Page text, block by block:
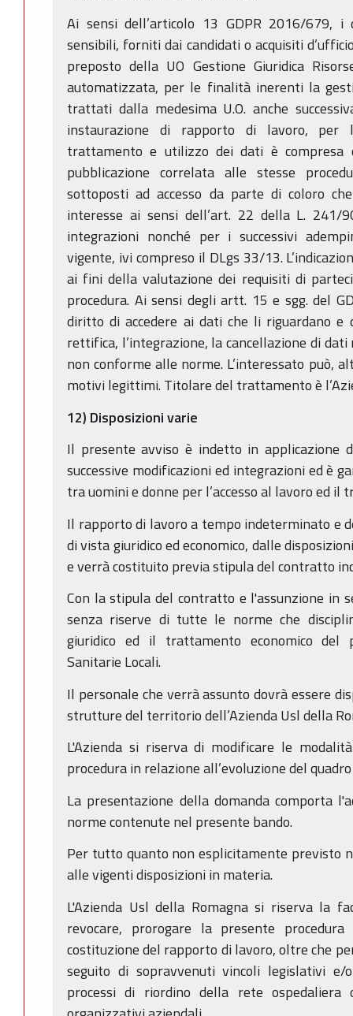
Ai sensi dell’articolo 13 GDPR 2016/679,
sensibili, forniti dai candidati o acquisiti
preposto della UO Gestione Giuridica
automatizzata, per le finalità inerenti la
trattati dalla medesima U.O. anche
instaurazione di rapporto di lavoro, per
trattamento e utilizzo dei dati è compresa
pubblicazione correlata alle stesse
sottoposti ad accesso da parte di coloro
interesse ai sensi dell’art. 22 della L. 241/
integrazioni nonché per i successivi
vigente, ivi compreso il DLgs 33/13.
ai fini della valutazione dei requisiti di
procedura. Ai sensi degli artt. 15 e sgg. del
diritto di accedere ai dati che li riguardano e
rettifica, l’integrazione, la cancellazione di
non conforme alle norme. L’interessato può,
motivi legittimi. Titolare del trattamento è
12) Disposizioni varie
Il presente avviso è indetto in applicazione
successive modificazioni ed integrazioni ed è
tra uomini e donne per l’accesso al lavoro ed
Il rapporto di lavoro a tempo indeterminato e
di vista giuridico ed economico, dalle
e verrà costituito previa stipula del contratto
Con la stipula del contratto e l'assunzione in
senza riserve di tutte le norme che
giuridico ed il trattamento economico del
Sanitarie Locali.
Il personale che verrà assunto dovrà essere
strutture del territorio dell’Azienda Usl della
L'Azienda si riserva di modificare le
procedura in relazione all’evoluzione del
La presentazione della domanda comporta
norme contenute nel presente bando.
Per tutto quanto non esplicitamente previsto
alle vigenti disposizioni in materia.
L'Azienda Usl della Romagna si riserva la
revocare, prorogare la presente
costituzione del rapporto di lavoro, oltre che
seguito di sopravvenuti vincoli legislativi
processi di riordino della rete